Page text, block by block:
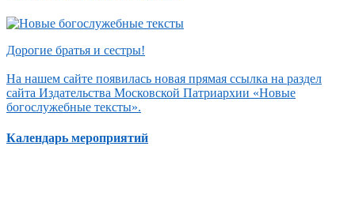
Дорогие братья и сестры!
На нашем сайте появилась новая прямая ссылка на раздел
сайта Издательства Московской Патриархии «Новые
богослужебные тексты».
Календарь мероприятий